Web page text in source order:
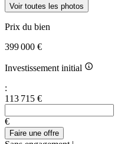
Voir toutes les photos
Prix du bien
399 000 €
Investissement initial
:
113 715 €
€
Faire une offre